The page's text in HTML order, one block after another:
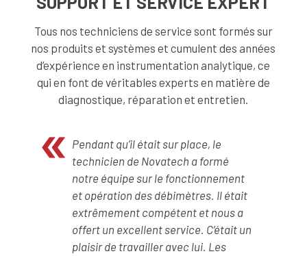
Tous nos techniciens de service sont formés sur
nos produits et systèmes et cumulent des années
d’expérience en instrumentation analytique, ce
qui en font de véritables experts en matière de
diagnostique, réparation et entretien.
Pendant qu’il était sur place, le
technicien de Novatech a formé
notre équipe sur le fonctionnement
et opération des débimètres. Il était
extrêmement compétent et nous a
offert un excellent service. C’était un
plaisir de travailler avec lui. Les